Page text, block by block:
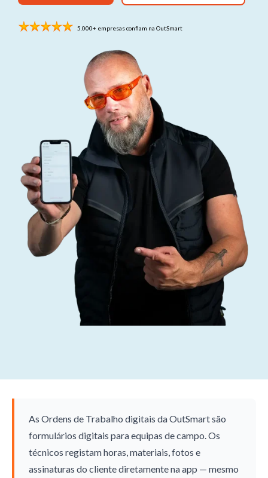
Sub Nav 2
Testing 3
5.000+ empresas confiam na OutSmart
As Ordens de Trabalho digitais da OutSmart são
formulários digitais para equipas de campo. Os
técnicos registam horas, materiais, fotos e
assinaturas do cliente diretamente na app — mesmo